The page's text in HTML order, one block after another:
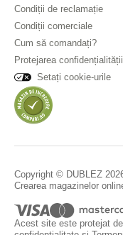
Condiții de reclamație
Condiții comerciale
Cum să comandați?
Protejarea
Setați cookie-urile
Copyright © DUBLEZ
Crearea magazinelor
Acest site este protejat